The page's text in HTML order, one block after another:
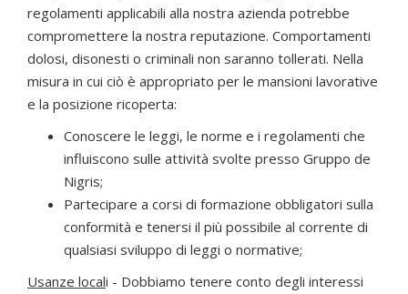
regolamenti applicabili alla nostra azienda potrebbe
compromettere la nostra reputazione. Comportamenti
dolosi, disonesti o criminali non saranno tollerati. Nella
misura in cui ciò è appropriato per le mansioni lavorative
e la posizione ricoperta:
Conoscere le leggi, le norme e i regolamenti che
influiscono sulle attività svolte presso Gruppo de
Nigris;
Partecipare a corsi di formazione obbligatori sulla
conformità e tenersi il più possibile al corrente di
qualsiasi sviluppo di leggi o normative;
Usanze locali - Dobbiamo tenere conto degli interessi